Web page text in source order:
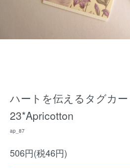
ハートを伝えるタグカ
23*Apricotton
ap_87
506円(税46円)